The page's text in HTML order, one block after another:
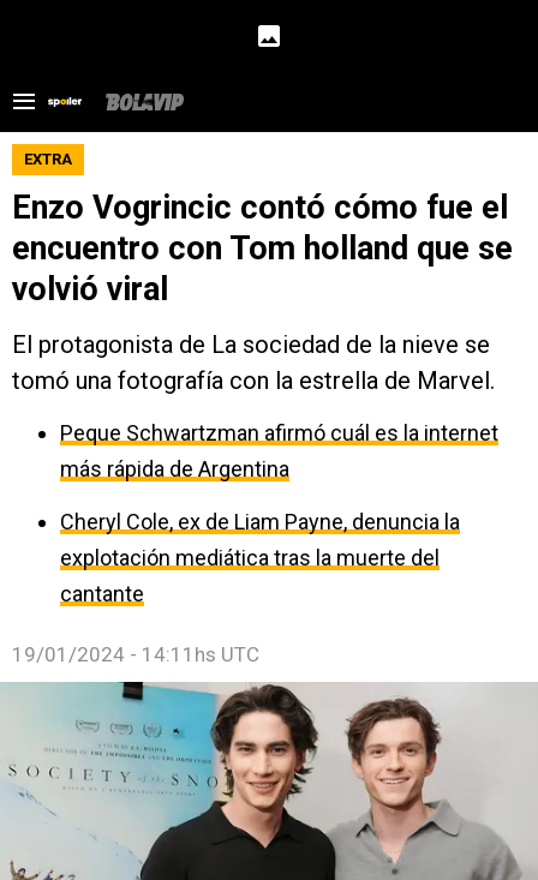
EXTRA
Enzo Vogrincic contó cómo fue el
encuentro con Tom holland que se
volvió viral
El protagonista de La sociedad de la nieve se
tomó una fotografía con la estrella de Marvel.
Peque Schwartzman afirmó cuál es la internet
más rápida de Argentina
Cheryl Cole, ex de Liam Payne, denuncia la
explotación mediática tras la muerte del
cantante
19/01/2024 - 14:11hs UTC